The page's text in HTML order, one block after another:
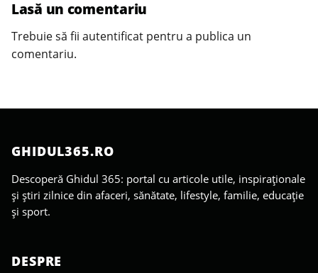
Lasă un comentariu
Trebuie să fii autentificat pentru a publica un
comentariu.
GHIDUL365.RO
Descoperă Ghidul 365: portal cu articole utile, inspiraționale
și știri zilnice din afaceri, sănătate, lifestyle, familie, educație
și sport.
DESPRE